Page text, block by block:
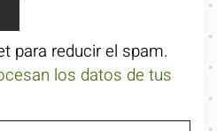
para reducir el spam.
los datos de tus